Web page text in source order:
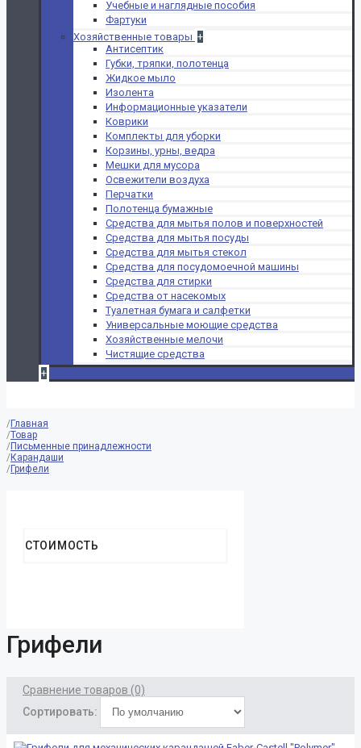
Учебные и наглядные пособия
Фартуки
Хозяйственные товары +
Антисептик
Губки, тряпки, полотенца
Жидкое мыло
Изолента
Информационные указатели
Коврики
Комплекты для уборки
Корзины, урны, ведра
Мешки для мусора
Освежители воздуха
Перчатки
Полотенца бумажные
Средства для мытья полов и поверхностей
Средства для мытья посуды
Средства для мытья стекол
Средства для посудомоечной машины
Средства для стирки
Средства от насекомых
Туалетная бумага и салфетки
Универсальные моющие средства
Хозяйственные мелочи
Чистящие средства
+
Главная
Товар
Письменные принадлежности
Карандаши
Грифели
СТОИМОСТЬ
Грифели
Сравнение товаров (0)
Сортировать: